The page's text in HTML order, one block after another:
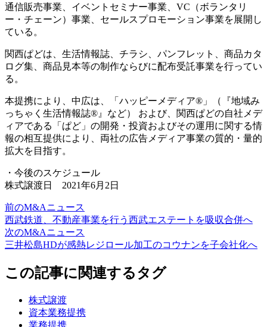
通信販売事業、イベントセミナー事業、VC（ボランタリ
ー・チェーン）事業、セールスプロモーション事業を展開し
ている。
関西ぱどは、生活情報誌、チラシ、パンフレット、商品カタ
ログ集、商品見本等の制作ならびに配布受託事業を行ってい
る。
本提携により、中広は、「ハッピーメディア®」（『地域み
っちゃく生活情報誌®』など） および、関西ぱどの自社メデ
ィアである「ぱど」の開発・投資およびその運用に関する情
報の相互提供により、両社の広告メディア事業の質的・量的
拡大を目指す。
・今後のスケジュール
株式譲渡日 2021年6月2日
前のM&Aニュース
西武鉄道、不動産事業を行う西武エステートを吸収合併へ
次のM&Aニュース
三井松島HDが感熱レジロール加工のコウナンを子会社化へ
この記事に関連するタグ
株式譲渡
資本業務提携
業務提携